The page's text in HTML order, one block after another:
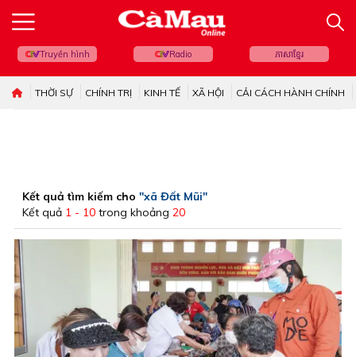
Truyền hình Radio ភាសាខ្មែរ
THỜI SỰ CHÍNH TRỊ KINH TẾ XÃ HỘI CẢI CÁCH HÀNH CHÍNH
Kết quả tìm kiếm cho "xã Đất Mũi"
Kết quả 1 - 10 trong khoảng 20